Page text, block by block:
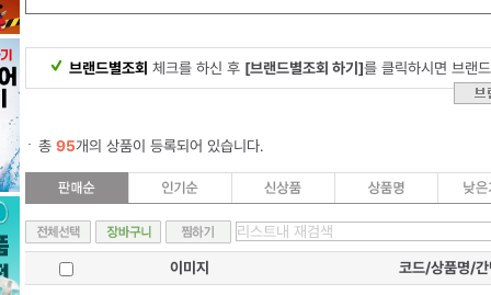
브랜드별조회 체크를 하신 후 [브랜드별조회 하기]를 클릭하시면 브랜
총 95개의 상품이 등록되어 있습니다.
이미지 코드/상품명/간